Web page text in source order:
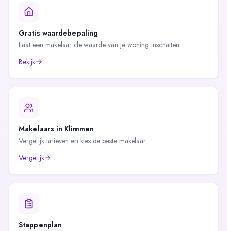
Gratis waardebepaling
Laat een makelaar de waarde van je woning inschatten.
Bekijk
Makelaars in Klimmen
Vergelijk tarieven en kies de beste makelaar.
Vergelijk
Stappenplan